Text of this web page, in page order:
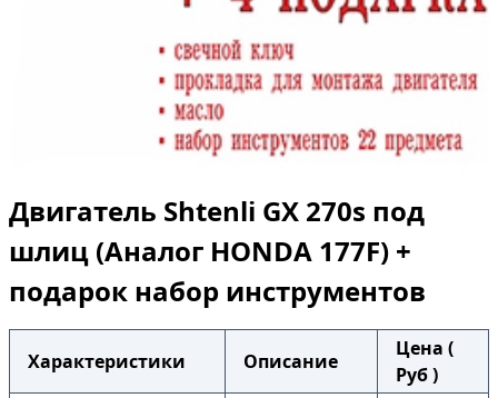
Двигатель Shtenli GX 270s под
шлиц (Аналог HONDA 177F) +
подарок набор инструментов
Характеристики Описание
Цена (
Руб )